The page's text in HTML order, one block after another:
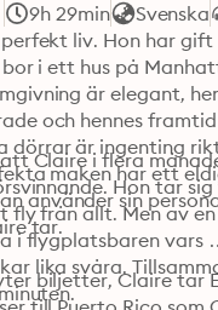
9h 29min Svenska
liv. Hon har gift
i ett hus på
är elegant,
och hennes framtid
dörrar är ingenting
maken har ett
använder sin
tar.
Claire i flera
Hon tar
fly från allt. Men av
i flygplatsbaren vars
lika svåra.
biljetter, Claire tar